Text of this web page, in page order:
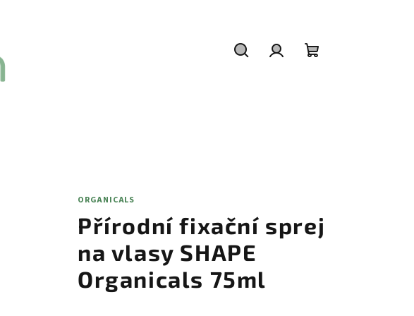
ORGANICALS
Přírodní fixační sprej
na vlasy SHAPE
Organicals 75ml